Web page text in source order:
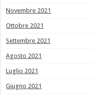
Novembre 2021
Ottobre 2021
Settembre 2021
Agosto 2021
Luglio 2021
Giugno 2021